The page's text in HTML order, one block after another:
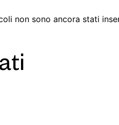
non sono ancora stati